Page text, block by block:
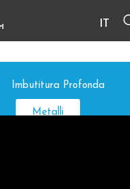
Imbutitura Profonda
Metalli